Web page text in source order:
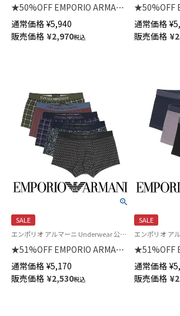
★50%OFF EMPORIO ARMANI
SHINY LOGOBAND TRUNK シ
ャイニーロゴバンド ボクサーブ
リーフパンツ 前閉じ EUサイズ
通常価格 ¥5,940
販売価格 ¥2,970税込
★50%OFF
BASIC
マイクロフ
ンツ 前閉じ
通常価格 ¥
販売価格 ¥
SALE
エンポリオ アルマーニ Underwear 公式オンラインショップ 紳士 下着
★51%OFF EMPORIO ARMANI
CLASSIC PATTERN MIX クラシ
ック パターン ボクサーパンツ
前閉じ EUサイズ メンズ
通常価格 ¥5,170
販売価格 ¥2,530税込
SALE
★51%OFF
SHINY
ャイニーロ
ンツ 前閉じ
通常価格 ¥
販売価格 ¥